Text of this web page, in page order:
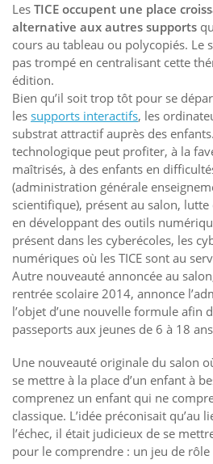
Les TICE occupent une place
alternative aux autres supports
cours au tableau ou polycopiés. Le
pas trompé en centralisant cette
édition.
Bien qu’il soit trop tôt pour se
les supports interactifs, les
substrat attractif auprès des
technologique peut profiter, à la
maîtrisés, à des enfants en
(administration générale
scientifique), présent au salon, lutte
en développant des outils
présent dans les cyberécoles, les
numériques où les TICE sont au
Autre nouveauté annoncée au
rentrée scolaire 2014, annonce
l’objet d’une nouvelle formule afin
passeports aux jeunes de 6 à 18
Une nouveauté originale du salon
se mettre à la place d’un enfant à
comprenez un enfant qui ne
classique. L’idée préconisait qu’au
l’échec, il était judicieux de se
pour le comprendre : un jeu de rôle